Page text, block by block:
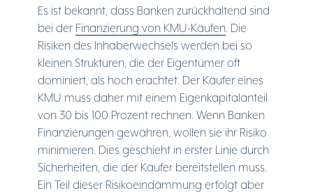
Es ist bekannt, dass Banken zurückhaltend sind
bei der Finanzierung von KMU-Käufen. Die
Risiken des Inhaberwechsels werden bei so
kleinen Strukturen, die der Eigentümer oft
dominiert, als hoch erachtet. Der Käufer eines
KMU muss daher mit einem Eigenkapitalanteil
von 30 bis 100 Prozent rechnen. Wenn Banken
Finanzierungen gewähren, wollen sie ihr Risiko
minimieren. Dies geschieht in erster Linie durch
Sicherheiten, die der Käufer bereitstellen muss.
Ein Teil dieser Risikoeindämmung erfolgt aber